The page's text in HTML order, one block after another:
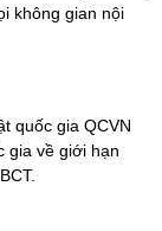
không gian nội
quốc gia QCVN
gia về giới hạn